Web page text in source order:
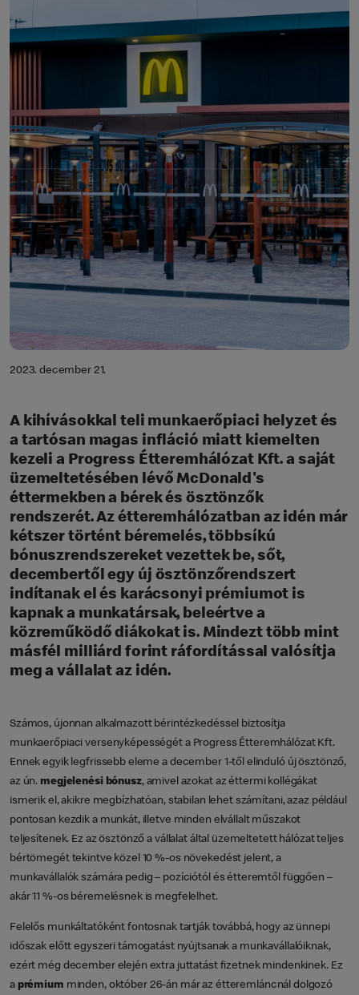
2023. december 21.
A kihívásokkal teli munkaerőpiaci helyzet és
a tartósan magas infláció miatt kiemelten
kezeli a Progress Étteremhálózat Kft. a saját
üzemeltetésében lévő McDonald's
éttermekben a bérek és ösztönzők
rendszerét. Az étteremhálózatban az idén már
kétszer történt béremelés, többsíkú
bónuszrendszereket vezettek be, sőt,
decembertől egy új ösztönzőrendszert
indítanak el és karácsonyi prémiumot is
kapnak a munkatársak, beleértve a
közreműködő diákokat is. Mindezt több mint
másfél milliárd forint ráfordítással valósítja
meg a vállalat az idén.
Számos, újonnan alkalmazott bérintézkedéssel biztosítja
munkaerőpiaci versenyképességét a Progress Étteremhálózat Kft.
Ennek egyik legfrissebb eleme a december 1-től elinduló új ösztönző,
az ún. megjelenési bónusz, amivel azokat az éttermi kollégákat
ismerik el, akikre megbízhatóan, stabilan lehet számítani, azaz például
pontosan kezdik a munkát, illetve minden elvállalt műszakot
teljesítenek. Ez az ösztönző a vállalat által üzemeltetett hálózat teljes
bértömegét tekintve közel 10 %-os növekedést jelent, a
munkavállalók számára pedig – pozíciótól és étteremtől függően –
akár 11 %-os béremelésnek is megfelelhet.
Felelős munkáltatóként fontosnak tartják továbbá, hogy az ünnepi
időszak előtt egyszeri támogatást nyújtsanak a munkavállalóiknak,
ezért még december elején extra juttatást fizetnek mindenkinek. Ez
a prémium minden, október 26-án már az étteremláncnál dolgozó